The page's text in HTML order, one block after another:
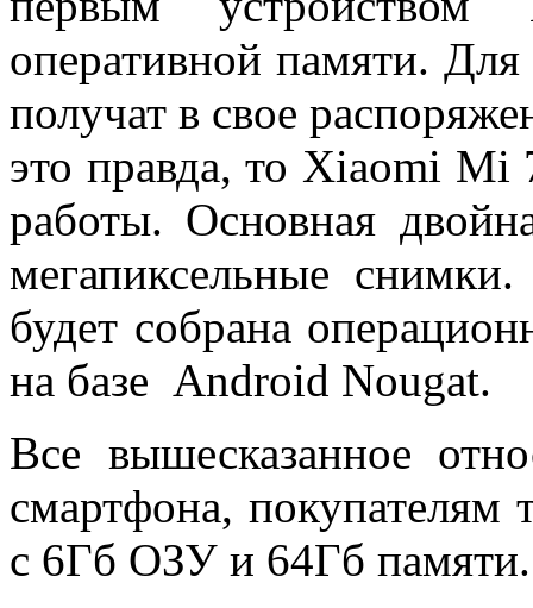
оперативной памяти.
получат в свое
это правда, то Xiaomi Mi
работы. Основная
мегапиксельные
будет собрана
на базе Android Nougat.
Все вышесказанное
смартфона, покупателям
с 6Гб ОЗУ и 64Гб памяти.